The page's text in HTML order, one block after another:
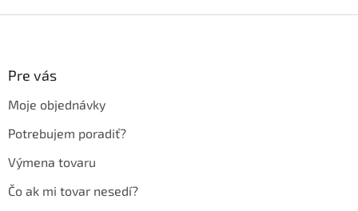
Pre vás
Moje objednávky
Potrebujem poradiť?
Výmena tovaru
Čo ak mi tovar nesedí?